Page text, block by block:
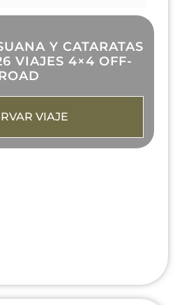
Y CATARATAS
VIAJES 4×4 OFF-
VIAJE